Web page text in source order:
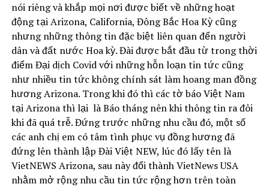
nói riêng và khắp mọi nơi được biết về những hoạt
động tại Arizona, California, Đông Bắc Hoa Kỳ cũng
nhưng những thông tin đặc biệt liên quan đển người
dân và đất nước Hoa kỳ. Đài được bắt đầu từ trong thời
điểm Đại dịch Covid với những hỗn loạn tin tức cũng
như nhiều tin tức không chính sát làm hoang man đồng
hương Arizona. Trong khi đó thì các tờ báo Việt Nam
tại Arizona thì lại là Báo tháng nên khi thông tin ra đôi
khi đã quá trễ. Đứng trước những nhu cầu đó, một số
các anh chị em có tâm tình phục vụ đồng hương đã
đứng lên thành lập Đài Việt NEW, lúc đó lấy tên là
VietNEWS Arizona, sau này đổi thành VietNews USA
nhằm mở rộng nhu cầu tin tức rộng hơn trên toàn